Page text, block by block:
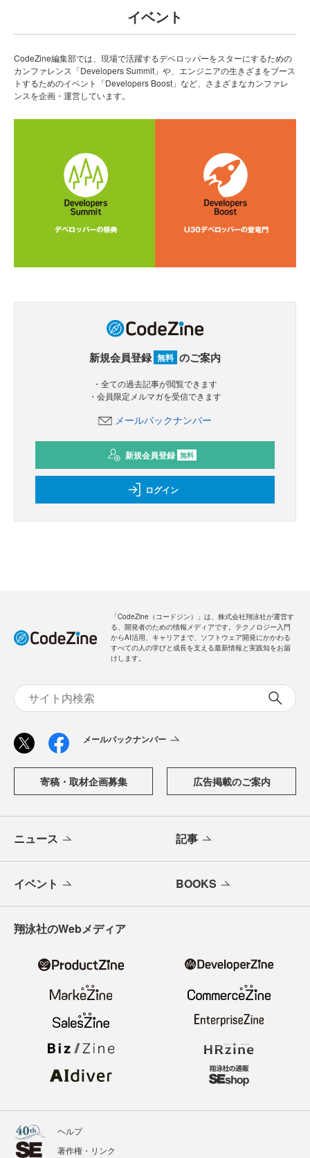
イベント
CodeZine編集部では、現場で活躍するデベロッパーをスターにするための
カンファレンス「Developers Summit」や、エンジニアの生きざまをブース
トするためのイベント「Developers Boost」など、さまざまなカンファレ
ンスを企画・運営しています。
新規会員登録 無料 のご案内
・全ての過去記事が閲覧できます
・会員限定メルマガを受信できます
メールバックナンバー
新規会員登録 無料
ログイン
「CodeZine（コードジン）」は、株式会社翔泳社が運営す
る、開発者のための情報メディアです。テクノロジー入門
からAI活用、キャリアまで、ソフトウェア開発にかかわる
すべての人の学びと成長を支える最新情報と実践知をお届
けします。
メールバックナンバー
寄稿・取材企画募集 広告掲載のご案内
ニュース 記事
イベント BOOKS
翔泳社のWebメディア
ヘルプ
著作権・リンク